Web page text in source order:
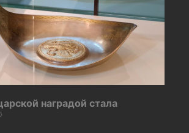
наградой стала